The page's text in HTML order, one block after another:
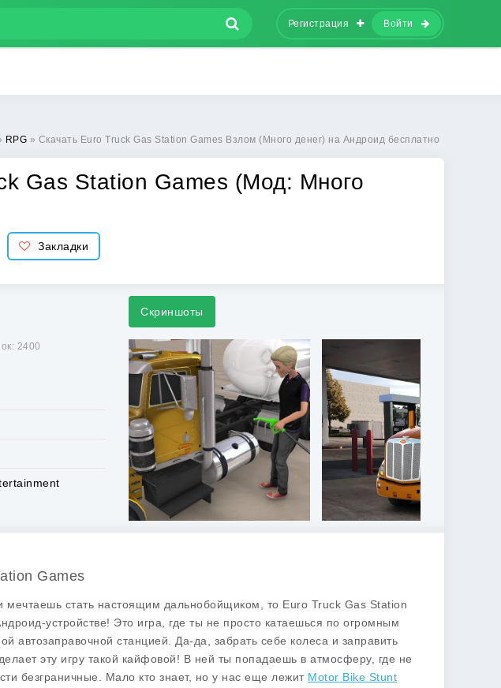
Регистрация Войти
RPG » Скачать Euro Truck Gas Station Games Взлом (Много денег) на Андроид бесплатно
Gas Station Games (Мод: Много
Закладки
2400
Скриншоты
Games
стать настоящим дальнобойщиком, то Euro Truck Gas Station
устройстве! Это игра, где ты не просто катаешься по огромным
автозаправочной станцией. Да-да, забрать себе колеса и заправить
эту игру такой кайфовой! В ней ты попадаешь в атмосферу, где не
безграничные. Мало кто знает, но у нас еще лежит Motor Bike Stunt